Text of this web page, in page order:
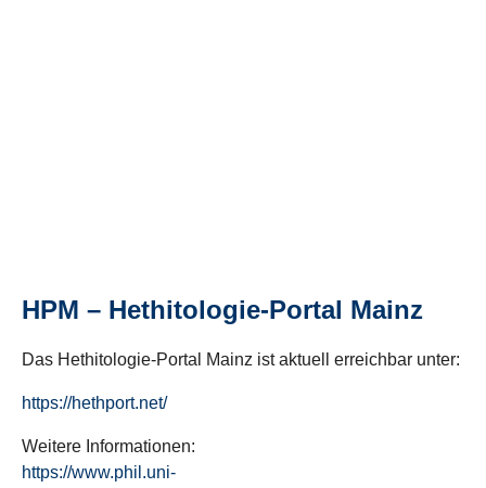
HPM – Hethitologie-Portal Mainz
Das Hethitologie-Portal Mainz ist aktuell erreichbar unter:
https://hethport.net/
Weitere Informationen:
https://www.phil.uni-